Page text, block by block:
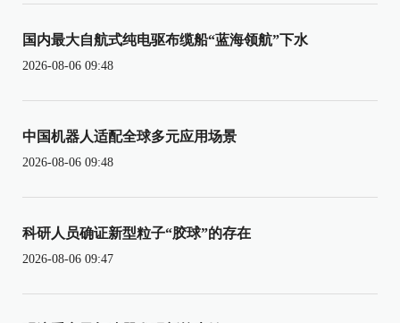
国内最大自航式纯电驱布缆船“蓝海领航”下水
2026-08-06 09:48
中国机器人适配全球多元应用场景
2026-08-06 09:48
科研人员确证新型粒子“胶球”的存在
2026-08-06 09:47